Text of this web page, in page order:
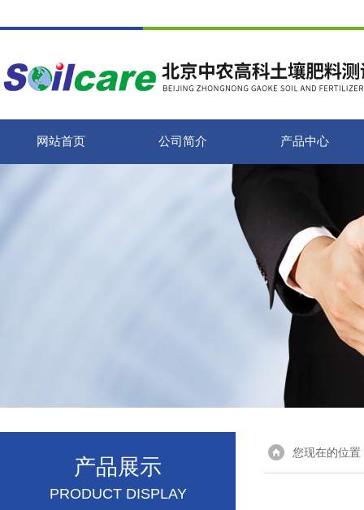
网站首页 公司简介 产品中心
产品展示
PRODUCT DISPLAY
您现在的位置